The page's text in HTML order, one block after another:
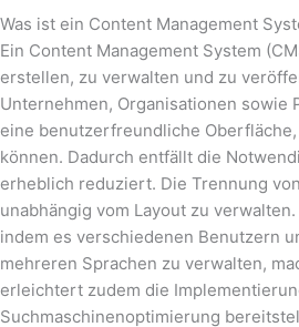
Was ist ein Content Management
Ein Content Management System
erstellen, zu verwalten und zu
Unternehmen, Organisationen sowie
eine benutzerfreundliche
können. Dadurch entfällt die
erheblich reduziert. Die Trennung
unabhängig vom Layout zu
indem es verschiedenen Benutzern
mehreren Sprachen zu verwalten,
erleichtert zudem die
Suchmaschinenoptimierung